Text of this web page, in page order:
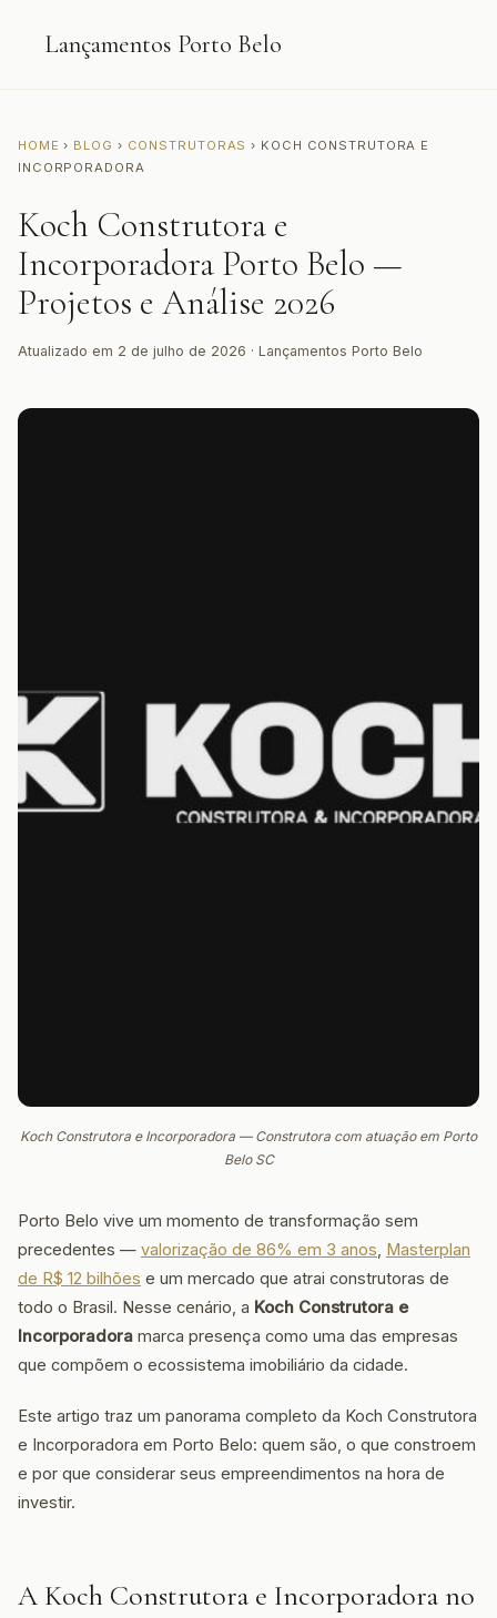
Lançamentos Porto Belo
HOME › BLOG › CONSTRUTORAS › KOCH CONSTRUTORA E
INCORPORADORA
Koch Construtora e
Incorporadora Porto Belo —
Projetos e Análise 2026
Atualizado em 2 de julho de 2026 · Lançamentos Porto Belo
Koch Construtora e Incorporadora — Construtora com atuação em Porto
Belo SC
Porto Belo vive um momento de transformação sem
precedentes — valorização de 86% em 3 anos, Masterplan
de R$ 12 bilhões e um mercado que atrai construtoras de
todo o Brasil. Nesse cenário, a Koch Construtora e
Incorporadora marca presença como uma das empresas
que compõem o ecossistema imobiliário da cidade.
Este artigo traz um panorama completo da Koch Construtora
e Incorporadora em Porto Belo: quem são, o que constroem
e por que considerar seus empreendimentos na hora de
investir.
A Koch Construtora e Incorporadora no